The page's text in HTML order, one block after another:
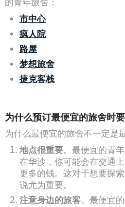
市中心
疯人院
路屋
梦想旅舍
捷克客栈
为什么预订最便宜的旅舍时
为什么最便宜的旅舍不一定是
地点很重要。最便宜的青
在华沙，你可能会在交通
更多的钱。这对于想要探
说尤为重要。
注意身边的旅客。最便宜